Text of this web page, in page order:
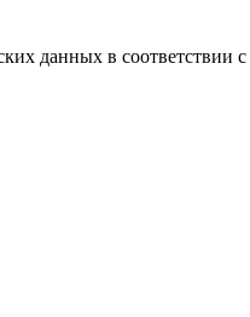
данных в соответствии с